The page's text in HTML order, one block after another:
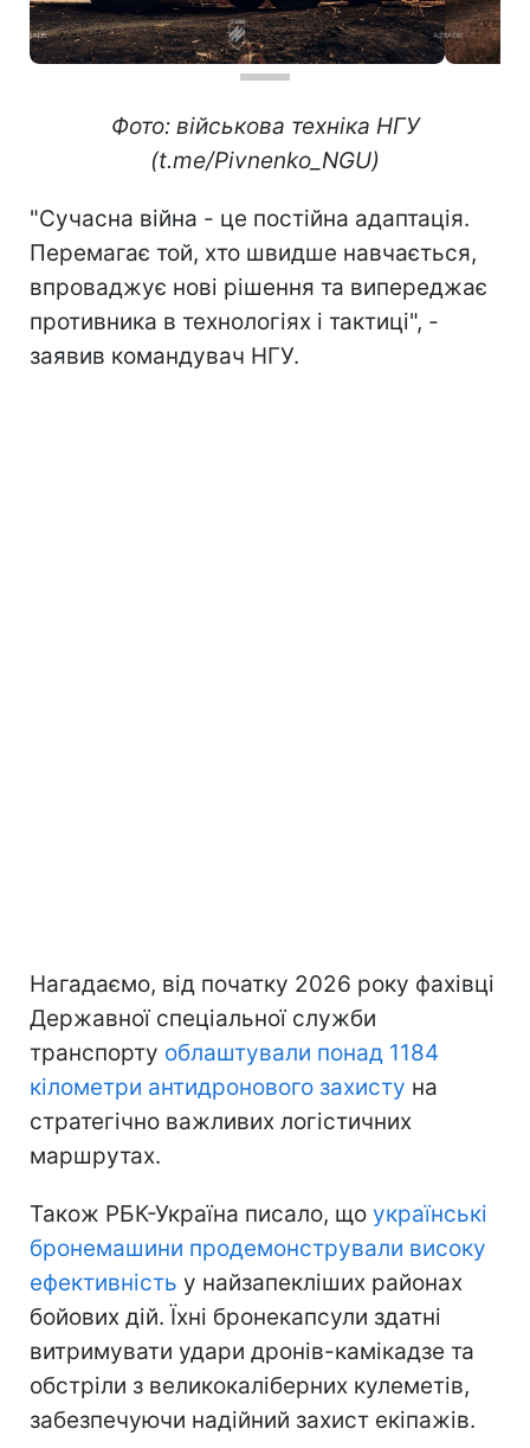
Фото: військова техніка НГУ
(t.me/Pivnenko_NGU)
"Сучасна війна - це постійна адаптація.
Перемагає той, хто швидше навчається,
впроваджує нові рішення та випереджає
противника в технологіях і тактиці", -
заявив командувач НГУ.
Нагадаємо, від початку 2026 року фахівці
Державної спеціальної служби
транспорту облаштували понад 1184
кілометри антидронового захисту на
стратегічно важливих логістичних
маршрутах.
Також РБК-Україна писало, що українські
бронемашини продемонстрували високу
ефективність у найзапекліших районах
бойових дій. Їхні бронекапсули здатні
витримувати удари дронів-камікадзе та
обстріли з великокаліберних кулеметів,
забезпечуючи надійний захист екіпажів.